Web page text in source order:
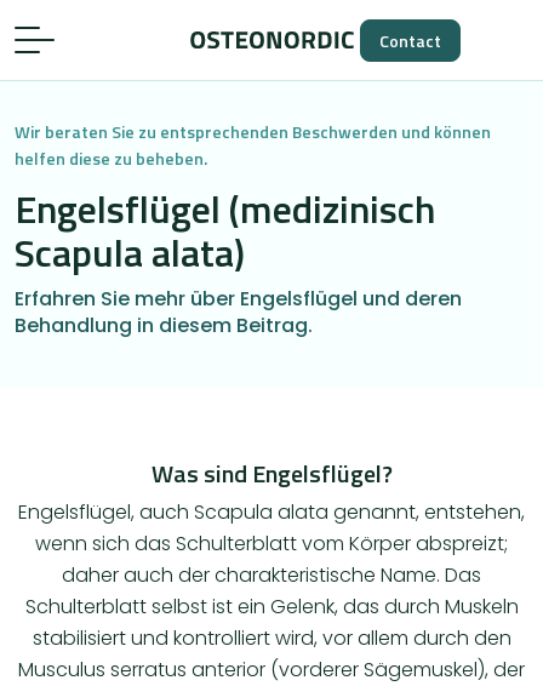
Contact
Wir beraten Sie zu entsprechenden Beschwerden und können
helfen diese zu beheben.
Engelsflügel (medizinisch
Scapula alata)
Erfahren Sie mehr über Engelsflügel und deren
Behandlung in diesem Beitrag.
​Was sind Engelsflügel?
Engelsflügel, auch Scapula alata genannt, entstehen,
wenn sich das Schulterblatt vom Körper abspreizt;
daher auch der charakteristische Name. Das
Schulterblatt selbst ist ein Gelenk, das durch Muskeln
stabilisiert und kontrolliert wird, vor allem durch den
Musculus serratus anterior (vorderer Sägemuskel), der